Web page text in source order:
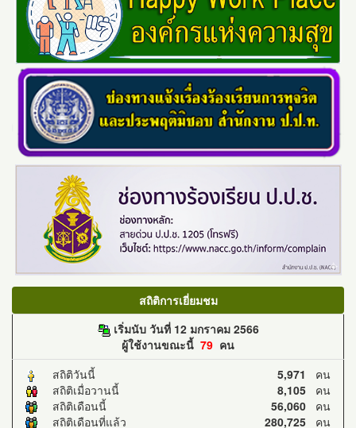
สถิติการเยี่ยมชม
เริ่มนับ วันที่ 12 มกราคม 2566
ผู้ใช้งานขณะนี้ 79 คน
สถิติวันนี้
5,971 คน
สถิติเมื่อวานนี้
8,105 คน
สถิติเดือนนี้
56,060 คน
สถิติเดือนที่แล้ว
280,725 คน